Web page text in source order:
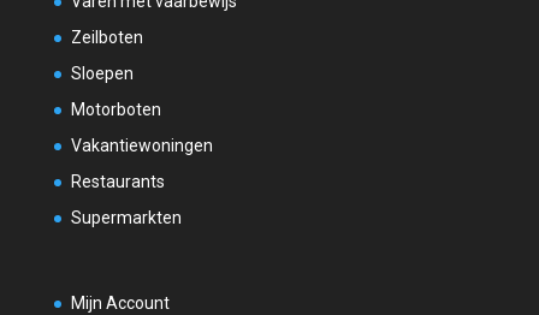
Zeilboten
Sloepen
Motorboten
Vakantiewoningen
Restaurants
Supermarkten
Mijn Account